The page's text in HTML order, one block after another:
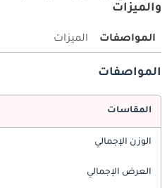
والميزات
المواصفات الميزات
المواصفات
المقاسات
الوزن الإجمالي
العرض الإجمالي